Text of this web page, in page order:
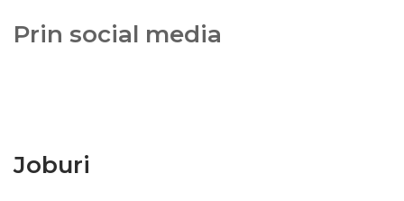
Prin social media
Joburi